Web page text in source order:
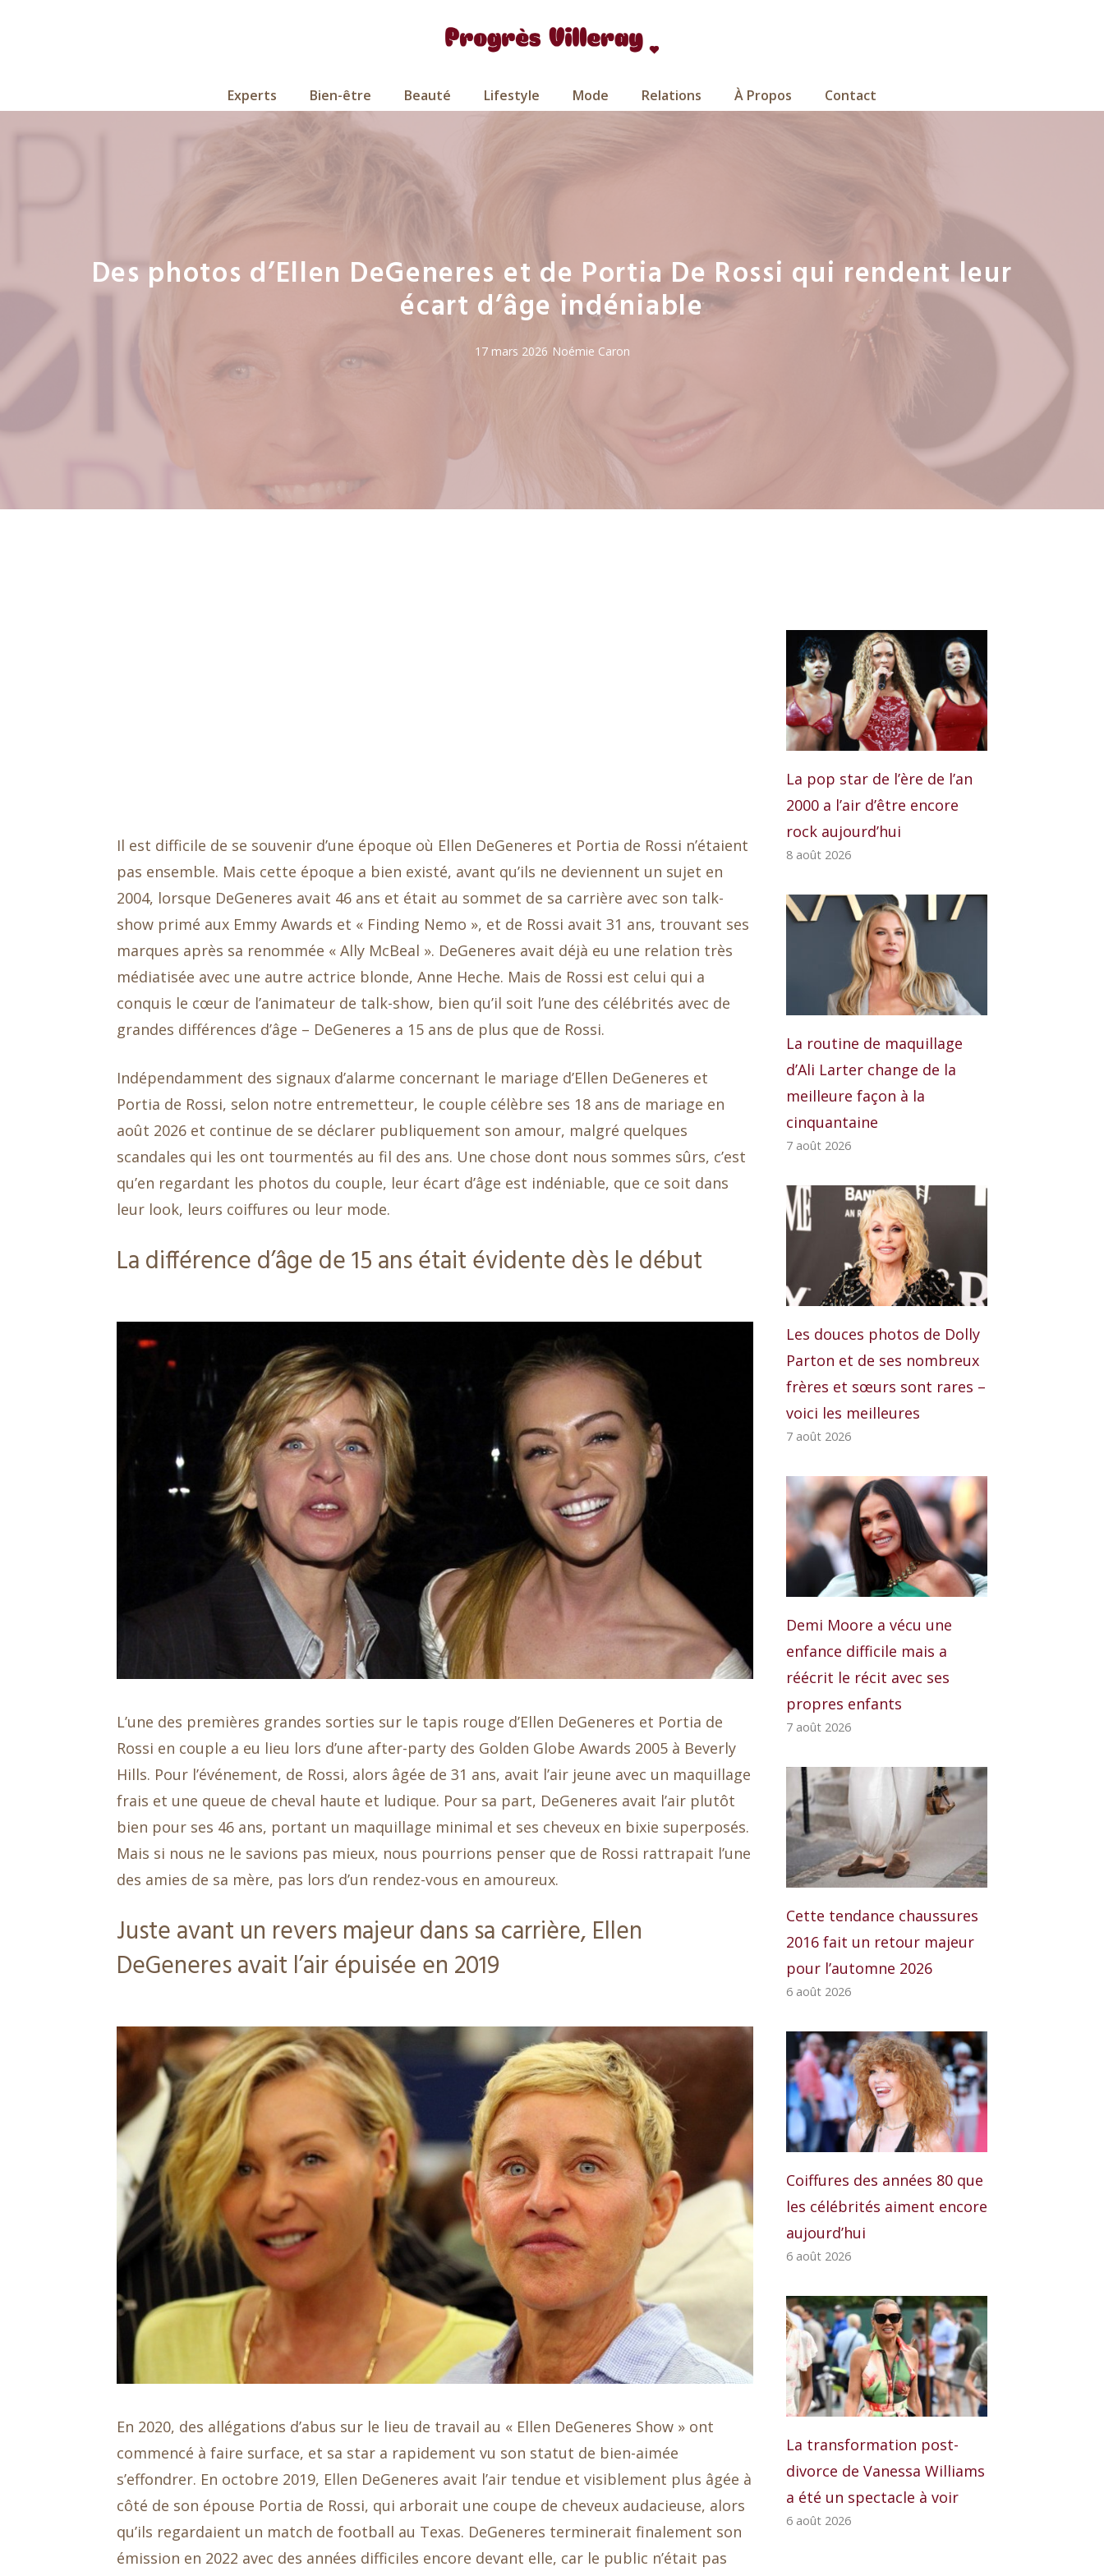
Experts Bien-être Beauté Lifestyle Mode Relations À Propos Contact
Des photos d’Ellen DeGeneres et de Portia De Rossi qui rendent leur
écart d’âge indéniable
17 mars 2026 Noémie Caron
Il est difficile de se souvenir d’une époque où Ellen DeGeneres et Portia de Rossi n’étaient
pas ensemble. Mais cette époque a bien existé, avant qu’ils ne deviennent un sujet en
2004, lorsque DeGeneres avait 46 ans et était au sommet de sa carrière avec son talk-
show primé aux Emmy Awards et « Finding Nemo », et de Rossi avait 31 ans, trouvant ses
marques après sa renommée « Ally McBeal ». DeGeneres avait déjà eu une relation très
médiatisée avec une autre actrice blonde, Anne Heche. Mais de Rossi est celui qui a
conquis le cœur de l’animateur de talk-show, bien qu’il soit l’une des célébrités avec de
grandes différences d’âge – DeGeneres a 15 ans de plus que de Rossi.
Indépendamment des signaux d’alarme concernant le mariage d’Ellen DeGeneres et
Portia de Rossi, selon notre entremetteur, le couple célèbre ses 18 ans de mariage en
août 2026 et continue de se déclarer publiquement son amour, malgré quelques
scandales qui les ont tourmentés au fil des ans. Une chose dont nous sommes sûrs, c’est
qu’en regardant les photos du couple, leur écart d’âge est indéniable, que ce soit dans
leur look, leurs coiffures ou leur mode.
La différence d’âge de 15 ans était évidente dès le début
L’une des premières grandes sorties sur le tapis rouge d’Ellen DeGeneres et Portia de
Rossi en couple a eu lieu lors d’une after-party des Golden Globe Awards 2005 à Beverly
Hills. Pour l’événement, de Rossi, alors âgée de 31 ans, avait l’air jeune avec un maquillage
frais et une queue de cheval haute et ludique. Pour sa part, DeGeneres avait l’air plutôt
bien pour ses 46 ans, portant un maquillage minimal et ses cheveux en bixie superposés.
Mais si nous ne le savions pas mieux, nous pourrions penser que de Rossi rattrapait l’une
des amies de sa mère, pas lors d’un rendez-vous en amoureux.
Juste avant un revers majeur dans sa carrière, Ellen
DeGeneres avait l’air épuisée en 2019
En 2020, des allégations d’abus sur le lieu de travail au « Ellen DeGeneres Show » ont
commencé à faire surface, et sa star a rapidement vu son statut de bien-aimée
s’effondrer. En octobre 2019, Ellen DeGeneres avait l’air tendue et visiblement plus âgée à
côté de son épouse Portia de Rossi, qui arborait une coupe de cheveux audacieuse, alors
qu’ils regardaient un match de football au Texas. DeGeneres terminerait finalement son
émission en 2022 avec des années difficiles encore devant elle, car le public n’était pas
La pop star de l’ère de l’an
2000 a l’air d’être encore
rock aujourd’hui
8 août 2026
La routine de maquillage
d’Ali Larter change de la
meilleure façon à la
cinquantaine
7 août 2026
Les douces photos de Dolly
Parton et de ses nombreux
frères et sœurs sont rares –
voici les meilleures
7 août 2026
Demi Moore a vécu une
enfance difficile mais a
réécrit le récit avec ses
propres enfants
7 août 2026
Cette tendance chaussures
2016 fait un retour majeur
pour l’automne 2026
6 août 2026
Coiffures des années 80 que
les célébrités aiment encore
aujourd’hui
6 août 2026
La transformation post-
divorce de Vanessa Williams
a été un spectacle à voir
6 août 2026